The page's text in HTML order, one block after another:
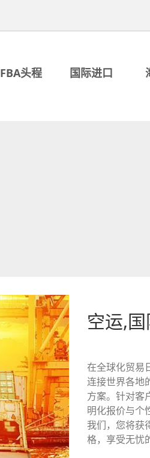
FBA头程 国际进口
空运,
在全球化贸易
连接世界各地
方案。针对客
明化报价与个
我们，您将获
格，享受无忧